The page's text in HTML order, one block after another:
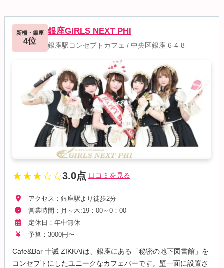
新橋・銀座
4位
銀座GIRLS NEXT PHI
銀座駅コンセプトカフェ / 中央区銀座 6-4-8
★★★☆☆3.0点 口コミを見る
アクセス：銀座駅より徒歩2分
営業時間：月～木:19：00～0：00
定休日：年中無休
予算：3000円〜
Cafe&Bar 十誡 ZIKKAIは、銀座にある「秘密の地下図書館」を
コンセプトにしたユニークなカフェバーです。壁一面に設置さ